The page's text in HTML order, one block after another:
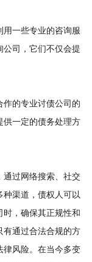
一些专业的咨询服
司，它们不仅会提
的专业讨债公司的
供一定的债务处理方
过网络搜索、社交
渠道，债权人可以
，确保其正规性和
有通过合法合规的方
律风险。在当今多变